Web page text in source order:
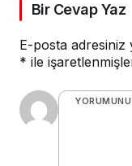
Bir Cevap Yaz
E-posta adresiniz
* ile